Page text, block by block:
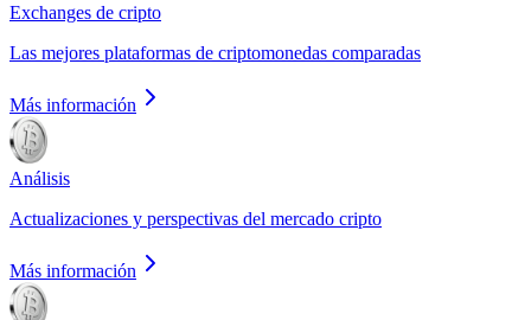
Exchanges de cripto
Las mejores plataformas de criptomonedas comparadas
Más información
Análisis
Actualizaciones y perspectivas del mercado cripto
Más información